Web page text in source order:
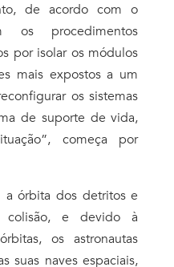
de acordo com o
procedimentos
por isolar os módulos
mais expostos a um
os sistemas
de suporte de vida,
começa por
a órbita dos detritos e
colisão, e devido à
os astronautas
suas naves espaciais,